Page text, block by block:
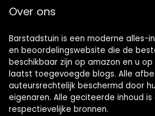
Over ons
Barstadstuin is een moderne alles-
en beoordelingswebsite die de
beschikbaar zijn op amazon en u
laatst toegevoegde blogs. Alle
auteursrechtelijk beschermd door
eigenaren. Alle geciteerde inhoud
respectievelijke bronnen.